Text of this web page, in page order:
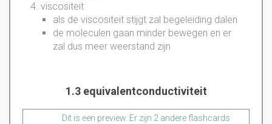
viscositeit
als de viscositeit stijgt zal begeleiding dalen
de moleculen gaan minder bewegen en er
zal dus meer weerstand zijn
1.3 equivalentconductiviteit
Dit is een preview. Er zijn 2 andere flashcards